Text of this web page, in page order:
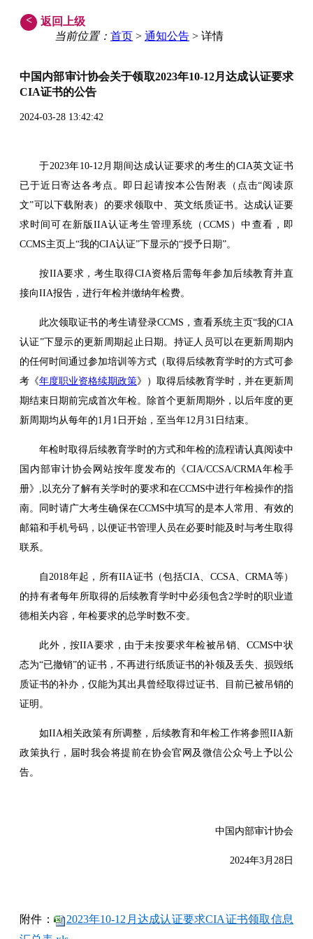
<
返回上级
当前位置： 首页 > 通知公告 > 详情
中国内部审计协会关于领取2023年10-12月达成认证要求
CIA证书的公告
2024-03-28 13:42:42
于2023年10-12月期间达成认证要求的考生的CIA英文证书
已于近日寄达各考点。
即日起请按本公告附表（点击“阅读原
文”可以下载附表）的要求领取中、英文纸质证书。达成认证要
求时间可在新版IIA认证考生管理系统（CCMS）中查看，即
CCMS主页上“我的CIA认证”下显示的“授予日期”。
按IIA要求，考生取得CIA资格后需每年参加后续教育并直
接向IIA报告，进行年检并缴纳年检费。
此次领取证书的考生请登录CCMS，查看系统主页“我的CIA
认证”下显示的更新周期起止日期。持证人员可以在更新周期内
的任何时间通过参加培训等方式（取得后续教育学时的方式可参
考《年度职业资格续期政策》）取得后续教育学时，并在更新周
期结束日期前完成首次年检。除首个更新周期外，以后年度的更
新周期均从每年的1月1日开始，至当年12月31日结束。
年检时取得后续教育学时的方式和年检的流程请认真阅读中
国内部审计协会网站按年度发布的《CIA/CCSA/CRMA年检手
册》,以充分了解有关学时的要求和在CCMS中进行年检操作的指
南。同时请广大考生确保在CCMS中填写的是本人常用、有效的
邮箱和手机号码，以便证书管理人员在必要时能及时与考生取得
联系。
自2018年起，所有IIA证书（包括CIA、CCSA、CRMA等）
的持有者每年所取得的后续教育学时中必须包含2学时的职业道
德相关内容，年检要求的总学时数不变。
此外，按IIA要求，由于未按要求年检被吊销、CCMS中状
态为“已撤销”的证书，不再进行纸质证书的补领及丢失、损毁纸
质证书的补办，仅能为其出具曾经取得过证书、目前已被吊销的
证明。
如IIA相关政策有所调整，后续教育和年检工作将参照IIA新
政策执行，届时我会将提前在协会官网及微信公众号上予以公
告。
中国内部审计协会
2024年3月28日
附件：
2023年10-12月达成认证要求CIA证书领取信息